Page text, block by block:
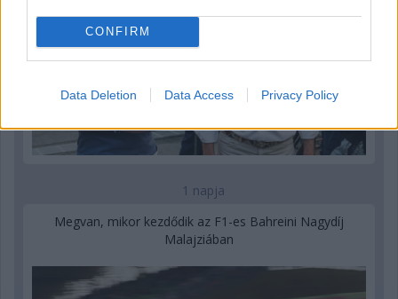
CONFIRM
Data Deletion Data Access Privacy Policy
1 napja
Megvan, mikor kezdődik az F1-es Bahreini Nagydíj
Malajziában